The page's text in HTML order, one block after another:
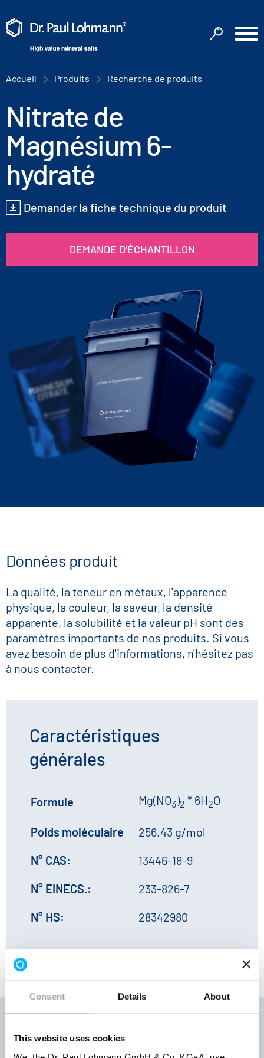
Consent Details About
This website uses cookies
Accueil Produits Recherche de produits
Nitrate de
Magnésium 6-
hydraté
Demander la fiche technique du produit
DEMANDE D'ÉCHANTILLON
Nitrate de Magnésium 6-hydraté
Données produit
La qualité, la teneur en métaux, l'apparence
physique, la couleur, la saveur, la densité
apparente, la solubilité et la valeur pH sont des
paramètres importants de nos produits. Si vous
avez besoin de plus d'informations, n'hésitez pas
à nous contacter.
Caractéristiques
générales
Formule Mg(NO3)2 * 6H2O
Poids moléculaire
256.43 g/mol
N° CAS:
13446-18-9
N° EINECS.:
233-826-7
N° HS:
28342980